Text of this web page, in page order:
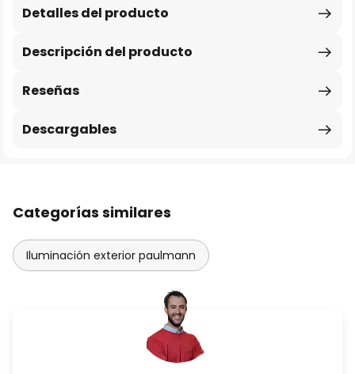
Descripción del producto
Detalles del producto
Reseñas
Descargables
Categorías similares
Iluminación exterior paulmann